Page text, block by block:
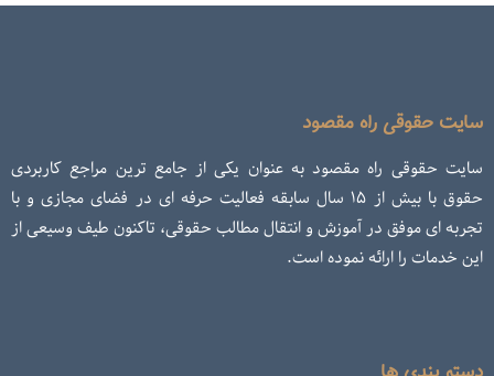
سایت حقوقی راه مقصود
سایت حقوقی راه مقصود به عنوان یکی از جامع ترین مراجع کاربردی
حقوق با بیش از ۱۵ سال سابقه فعالیت حرفه ای در فضای مجازی و با
تجربه ای موفق در آموزش و انتقال مطالب حقوقی، تاکنون طیف وسیعی از
این خدمات را ارائه نموده است.